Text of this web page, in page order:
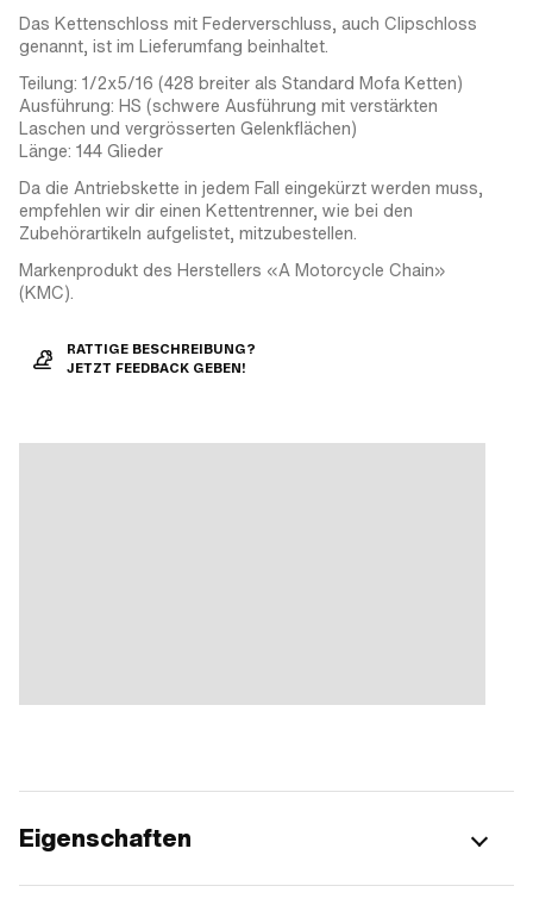
Das Kettenschloss mit Federverschluss, auch Clipschloss
genannt, ist im Lieferumfang beinhaltet.
Teilung: 1/2x5/16 (428 breiter als Standard Mofa Ketten)
Ausführung: HS (schwere Ausführung mit verstärkten
Laschen und vergrösserten Gelenkflächen)
Länge: 144 Glieder
Da die Antriebskette in jedem Fall eingekürzt werden muss,
empfehlen wir dir einen Kettentrenner, wie bei den
Zubehörartikeln aufgelistet, mitzubestellen.
Markenprodukt des Herstellers «A Motorcycle Chain»
(KMC).
RATTIGE BESCHREIBUNG?
JETZT FEEDBACK GEBEN!
Eigenschaften